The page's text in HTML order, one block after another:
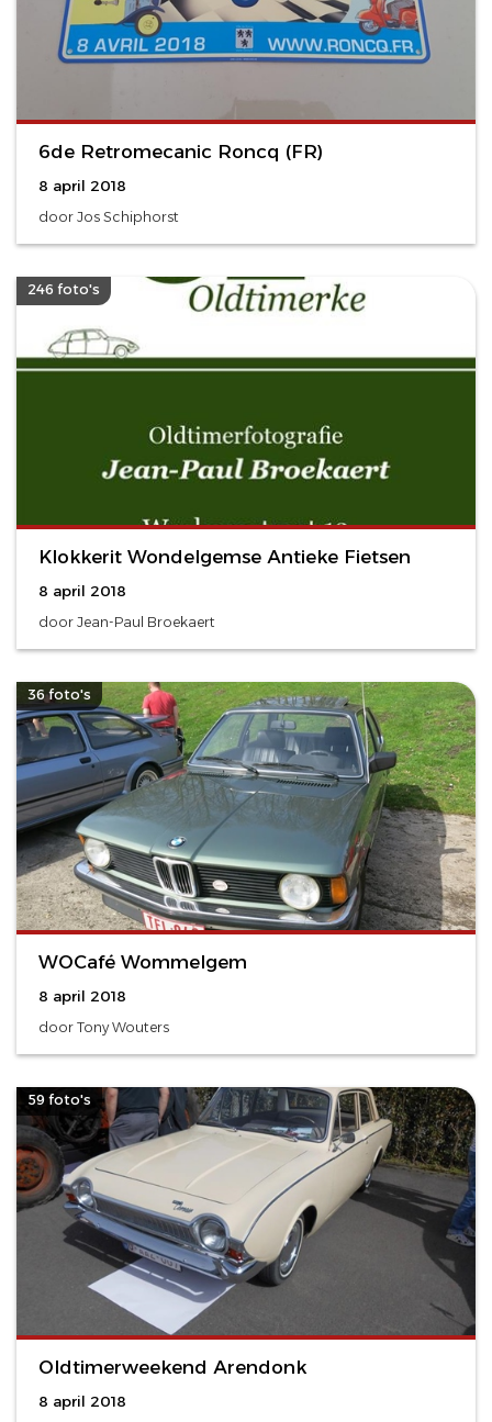
6de Retromecanic Roncq (FR)
8 april 2018
door Jos Schiphorst
246 foto's
Klokkerit Wondelgemse Antieke Fietsen
8 april 2018
door Jean-Paul Broekaert
36 foto's
WOCafé Wommelgem
8 april 2018
door Tony Wouters
59 foto's
Oldtimerweekend Arendonk
8 april 2018